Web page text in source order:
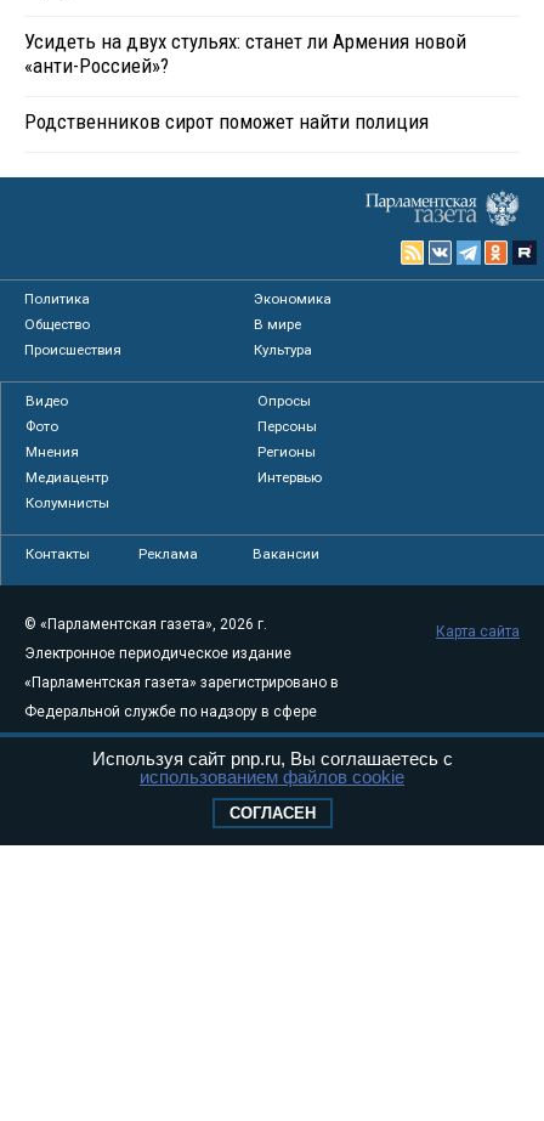
Усидеть на двух стульях: станет ли Армения новой
«анти-Россией»?
Родственников сирот поможет найти полиция
Политика
Экономика
Общество
В мире
Происшествия
Культура
Видео
Опросы
Фото
Персоны
Мнения
Регионы
Медиацентр
Интервью
Колумнисты
Контакты Реклама Вакансии
© «Парламентская газета», 2026 г.
Электронное периодическое издание
«Парламентская газета» зарегистрировано в
Федеральной службе по надзору в сфере
связи, информационных технологий и
массовых коммуникаций (Роскомнадзор) 05
Свидетельство о регистрации Эл № ФС77-
Карта сайта
Используя сайт pnp.ru, Вы соглашаетесь с
использованием файлов cookie
СОГЛАСЕН